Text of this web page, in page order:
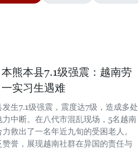
熊本县7.1级强震：越南劳
实习生遇难
生7.1级强震，震度达7级，造成多处
中断。在八代市混乱现场，5名越南
救出了一名年近九旬的受困老人。
誉，展现越南社群在异国的责任与